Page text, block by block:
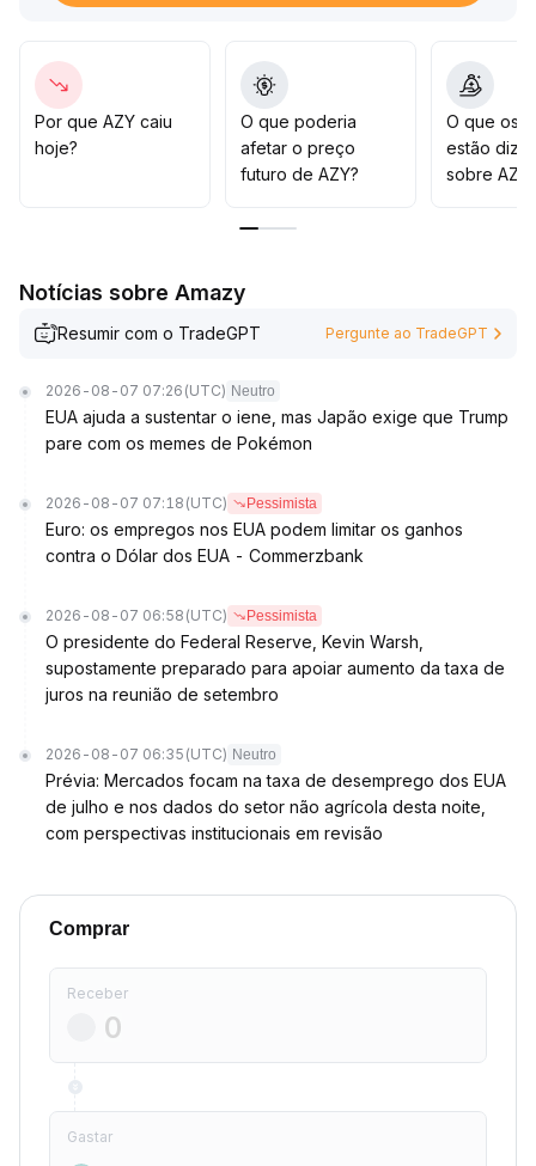
intervalo no curto prazo, monitorando de perto as
mudanças no volume de negociação e volatilidade,
aguardando com cautela por um rompimento
significativo acompanhado de validação em dados on-
chain antes de realizar posicionamentos tendenciais.
Por que AZY caiu
hoje?
O que poderia
afetar o preço
futuro de AZY?
O que os
estão
sobre
Notícias sobre Amazy
Resumir com o TradeGPT Pergunte ao TradeGPT
2026-08-07 07:26 (UTC) Neutro
EUA ajuda a sustentar o iene, mas Japão exige que Trump
pare com os memes de Pokémon
2026-08-07 07:18 (UTC) Pessimista
Euro: os empregos nos EUA podem limitar os ganhos
contra o Dólar dos EUA - Commerzbank
2026-08-07 06:58 (UTC) Pessimista
O presidente do Federal Reserve, Kevin Warsh,
supostamente preparado para apoiar aumento da taxa de
juros na reunião de setembro
2026-08-07 06:35 (UTC) Neutro
Prévia: Mercados focam na taxa de desemprego dos EUA
de julho e nos dados do setor não agrícola desta noite,
com perspectivas institucionais em revisão
Comprar
Receber
Gastar